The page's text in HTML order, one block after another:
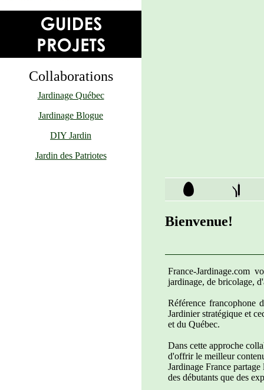
Collaborations
Jardinage Québec
Jardinage Blogue
DIY Jardin
Jardin des Patriotes
Bienvenue!
France-Jardinage.com
jardinage, de bricolage,
Référence francophone
Jardinier stratégique et
et du Québec.
Dans cette approche
d'offrir le meilleur
Jardinage France partage
des débutants que des